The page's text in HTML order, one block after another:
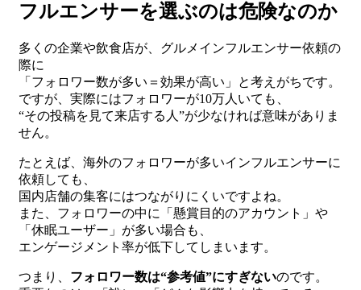
フルエンサーを選ぶのは危険なのか
多くの企業や飲食店が、グルメインフルエンサー依頼の
際に
「フォロワー数が多い＝効果が高い」と考えがちです。
ですが、実際にはフォロワーが10万人いても、
“その投稿を見て来店する人”が少なければ意味がありま
せん。
たとえば、海外のフォロワーが多いインフルエンサーに
依頼しても、
国内店舗の集客にはつながりにくいですよね。
また、フォロワーの中に「懸賞目的のアカウント」や
「休眠ユーザー」が多い場合も、
エンゲージメント率が低下してしまいます。
つまり、 フォロワー数は“参考値”にすぎないのです。